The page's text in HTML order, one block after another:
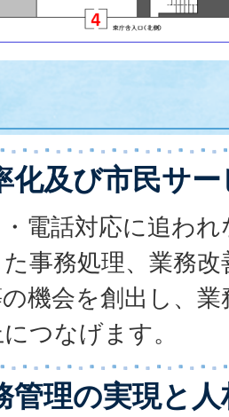
化及び市民サ
電話対応に追わ
事務処理、業務
機会を創出し、
つなげます。
管理の実現と